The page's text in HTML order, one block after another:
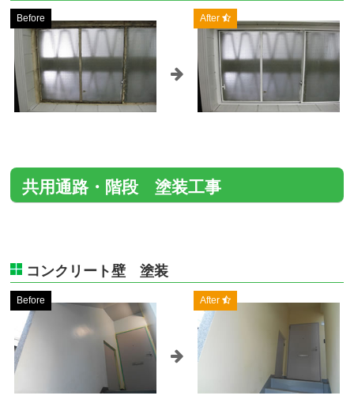
Before After
共用通路・階段 塗装工事
コンクリート壁 塗装
Before After